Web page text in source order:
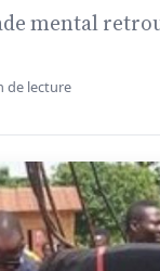
mental
de lecture